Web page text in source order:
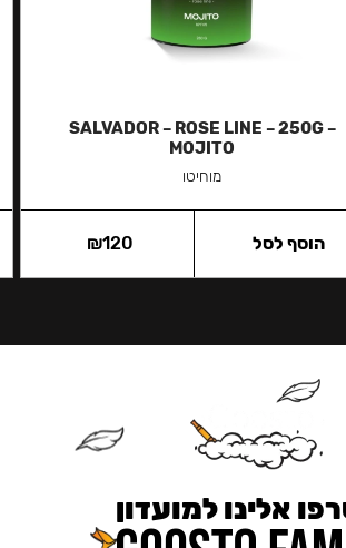
SALVADOR – ROSE LINE – 250G –
MOJITO
מוחיטו
₪120 הוסף לסל
אלינו למועדון